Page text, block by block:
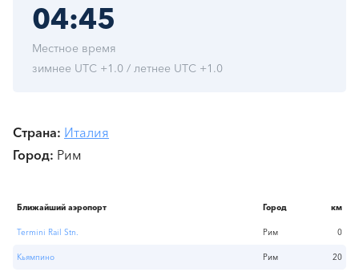
04:45
Местное время
зимнее UTC +1.0 / летнее UTC +1.0
Страна Италия
Город Рим
Ближайший аэропорт Город км
Termini Rail Stn. Рим 0
Кьямпино Рим 20